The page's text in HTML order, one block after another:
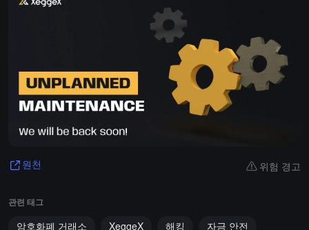
원천 위험 경고
관련 태그
암호화폐 거래소 XeggeX 해킹
자금 안전